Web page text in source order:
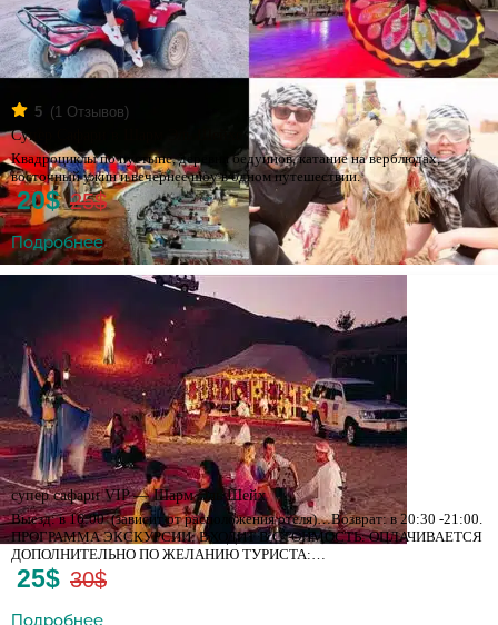
5 (1 Отзывов)
Супер Сафари в Шарм Эль Шейхе
Квадроциклы по пустыне, деревня бедуинов, катание на верблюдах,
восточный ужин и вечернее шоу в одном путешествии.
20$ 25$
Подробнее
супер сафари VIP — Шарм Эль Шейх
Выезд: в 16:00 (зависит от расположения отеля)…Возврат: в 20:30 -21:00.
ПРОГРАММА ЭКСКУРСИИ: ВХОДИТ В СТОИМОСТЬ: ОПЛАЧИВАЕТСЯ
ДОПОЛНИТЕЛЬНО ПО ЖЕЛАНИЮ ТУРИСТА:…
25$ 30$
Подробнее